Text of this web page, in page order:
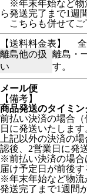
※年末年始など物
ら発送完了まで1週
こちらも併せてご
【送料料金表】
全
離島他の扱
い
離島・
す。
メール便
【備考】
商品発送のタイミン
前払い決済の場合
日に発送いたします
上記以外の決済の
認後、2営業日に発
※前払い決済の場合
届け予定日が前後す
※年末年始など物流
発送完了まで1週間